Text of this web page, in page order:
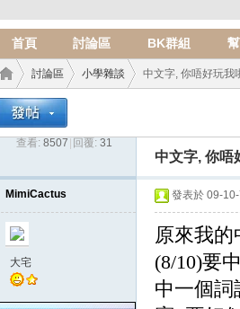
首頁 討論區 BK群組
›
討論區
›
小學雜談 中文字, 你唔好玩我
查看: 8507 回覆: 31
中文字, 你唔
MimiCactus
大宅
發表於 09-
原來我
(8/10)要
中一個詞